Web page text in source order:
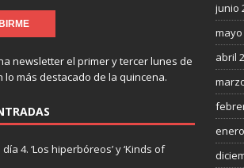
newsletter el primer y tercer lunes de
lo más destacado de la quincena.
4. ‘Los hiperbóreos’ y ‘Kinds of
junio
mayo
abril